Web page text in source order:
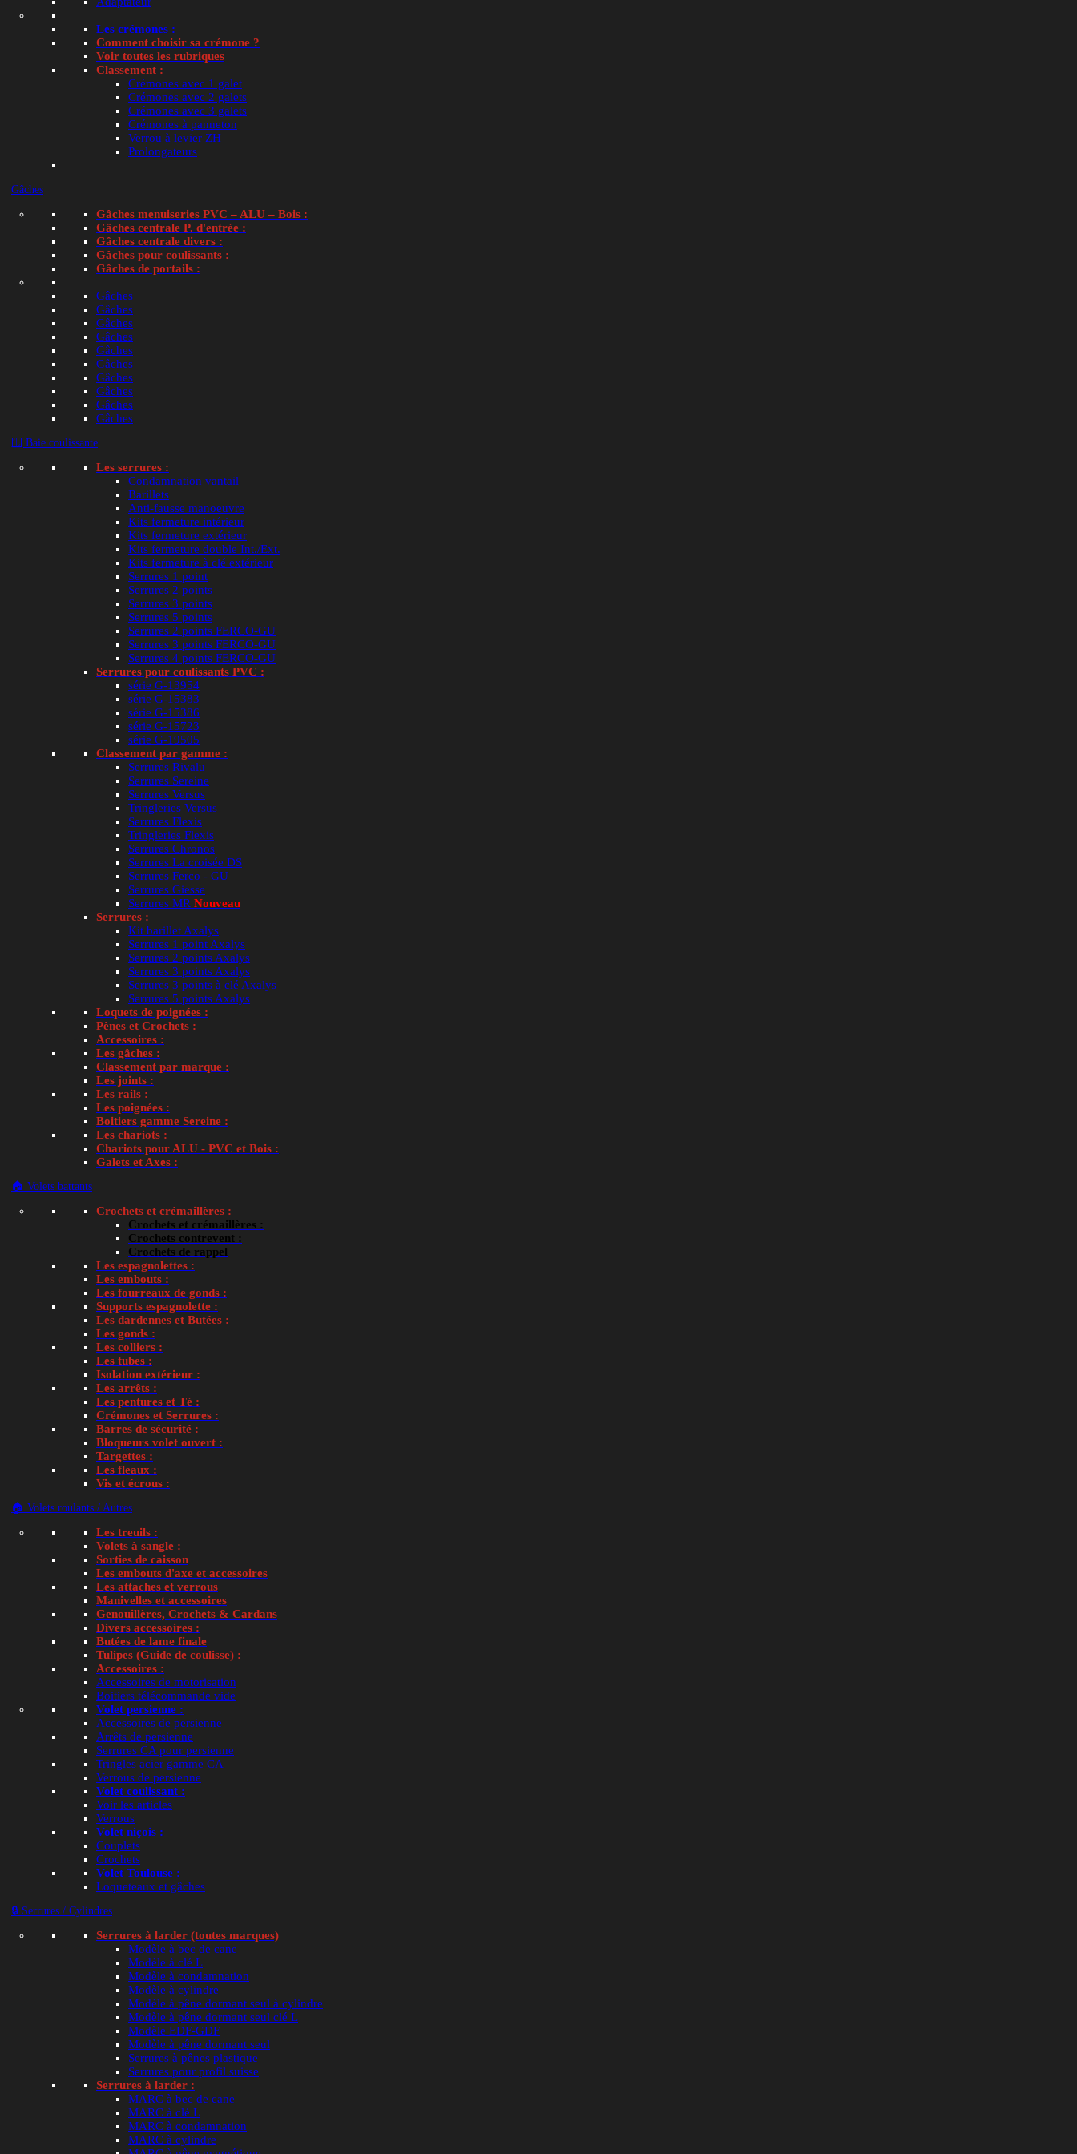
Les crémones :
Comment choisir sa crémone ?
Voir toutes les rubriques
Classement :
Crémones avec 1 galet
Crémones avec 2 galets
Crémones avec 3 galets
Crémones à panneton
Verrou à levier ZH
Prolongateurs
Gâches
Gâches menuiseries PVC – ALU – Bois :
Gâches centrale P. d'entrée :
Gâches centrale divers :
Gâches pour coulissants :
Gâches de portails :
Gâches
Gâches
Gâches
Gâches
Gâches
Gâches
Gâches
Gâches
Gâches
Gâches
🪟 Baie coulissante
Les serrures :
Condamnation vantail
Barillets
Anti-fausse manoeuvre
Kits fermeture intérieur
Kits fermeture extérieur
Kits fermeture double Int./Ext.
Kits fermeture à clé extérieur
Serrures 1 point
Serrures 2 points
Serrures 3 points
Serrures 5 points
Serrures 2 points FERCO-GU
Serrures 3 points FERCO-GU
Serrures 4 points FERCO-GU
Serrures pour coulissants PVC :
série G-13954
série G-15383
série G-15386
série G-15723
série G-19505
Classement par gamme :
Serrures Rivalu
Serrures Sereine
Serrures Versus
Tringleries Versus
Serrures Flexis
Tringleries Flexis
Serrures Chronos
Serrures La croisée DS
Serrures Ferco - GU
Serrures Giesse
Serrures MR Nouveau
Serrures :
Kit barillet Axalys
Serrures 1 point Axalys
Serrures 2 points Axalys
Serrures 3 points Axalys
Serrures 3 points à clé Axalys
Serrures 5 points Axalys
Loquets de poignées :
Pênes et Crochets :
Accessoires :
Les gâches :
Classement par marque :
Les joints :
Les rails :
Les poignées :
Boitiers gamme Sereine :
Les chariots :
Chariots pour ALU - PVC et Bois :
Galets et Axes :
🏠 Volets battants
Crochets et crémaillères :
Crochets et crémaillères :
Crochets contrevent :
Crochets de rappel
Les espagnolettes :
Les embouts :
Les fourreaux de gonds :
Supports espagnolette :
Les dardennes et Butées :
Les gonds :
Les colliers :
Les tubes :
Isolation extérieur :
Les arrêts :
Les pentures et Té :
Crémones et Serrures :
Barres de sécurité :
Bloqueurs volet ouvert :
Targettes :
Les fleaux :
Vis et écrous :
🏠 Volets roulants / Autres
Les treuils :
Volets à sangle :
Sorties de caisson
Les embouts d'axe et accessoires
Les attaches et verrous
Manivelles et accessoires
Genouillères, Crochets & Cardans
Divers accessoires :
Butées de lame finale
Tulipes (Guide de coulisse) :
Accessoires :
Accessoires de motorisation
Boitiers télécommande vide
Volet persienne :
Accessoires de persienne
Arrêts de persienne
Serrures CA pour persienne
Tringles acier gamme CA
Verrous de persienne
Volet coulissant :
Voir les articles
Verrous
Volet niçois :
Couplets
Crochets
Volet Toulouse :
Loqueteaux et gâches
🔒 Serrures / Cylindres
Serrures à larder (toutes marques)
Modèle à bec de cane
Modèle à clé L
Modèle à condamnation
Modèle à cylindre
Modèle à pêne dormant seul à cylindre
Modèle à pêne dormant seul clé L
Modèle EDF-GDF
Modèle à pêne dormant seul
Serrures à pênes plastique
Serrures pour profil suisse
Serrures à larder :
MARC à bec de cane
MARC à clé L
MARC à condamnation
MARC à cylindre
🛒 Ajouter au panier — expédition rapide
🛡️ Paiement sécurisé
ACB-131040-A16
Catégories : Classement par série
Tweet This Product